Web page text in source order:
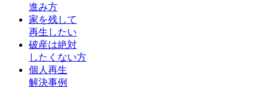
進み方
家を残して
再生したい
破産は絶対
したくない方
個人再生
解決事例